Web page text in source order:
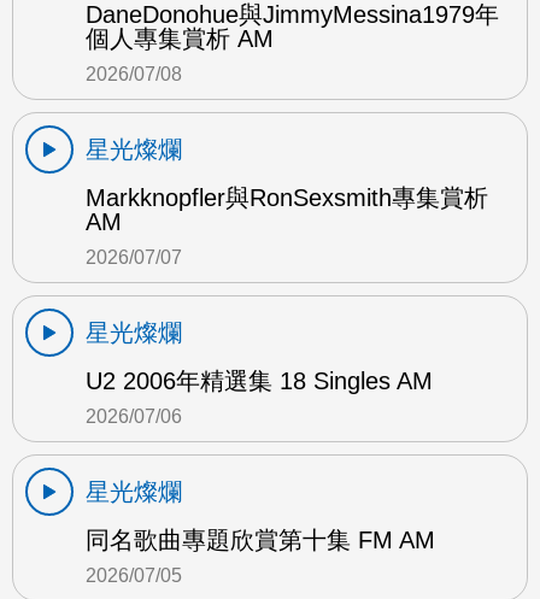
DaneDonohue與JimmyMessina1979年
個人專集賞析 AM
2026/07/08
星光燦爛
Markknopfler與RonSexsmith專集賞析
AM
2026/07/07
星光燦爛
U2 2006年精選集 18 Singles AM
2026/07/06
星光燦爛
同名歌曲專題欣賞第十集 FM AM
2026/07/05